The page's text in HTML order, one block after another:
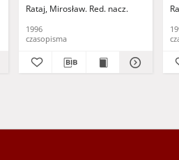
Rataj, Mirosław. Red. nacz.
1996
czasopisma